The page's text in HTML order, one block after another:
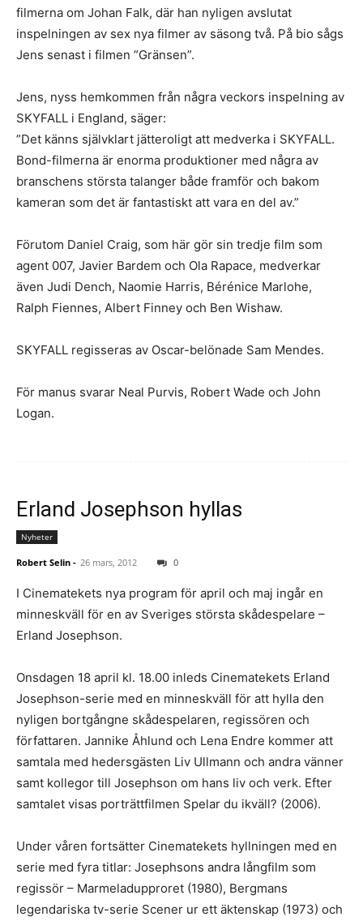
filmerna om Johan Falk, där han nyligen avslutat
inspelningen av sex nya filmer av säsong två. På bio sågs
Jens senast i filmen ”Gränsen”.
Jens, nyss hemkommen från några veckors inspelning av
SKYFALL i England, säger:
”Det känns självklart jätteroligt att medverka i SKYFALL.
Bond-filmerna är enorma produktioner med några av
branschens största talanger både framför och bakom
kameran som det är fantastiskt att vara en del av.”
Förutom Daniel Craig, som här gör sin tredje film som
agent 007, Javier Bardem och Ola Rapace, medverkar
även Judi Dench, Naomie Harris, Bérénice Marlohe,
Ralph Fiennes, Albert Finney och Ben Wishaw.
SKYFALL regisseras av Oscar-belönade Sam Mendes.
För manus svarar Neal Purvis, Robert Wade och John
Logan.
Erland Josephson hyllas
Nyheter
Robert Selin - 26 mars, 2012 0
I Cinematekets nya program för april och maj ingår en
minneskväll för en av Sveriges största skådespelare –
Erland Josephson.
Onsdagen 18 april kl. 18.00 inleds Cinematekets Erland
Josephson-serie med en minneskväll för att hylla den
nyligen bortgångne skådespelaren, regissören och
författaren. Jannike Åhlund och Lena Endre kommer att
samtala med hedersgästen Liv Ullmann och andra vänner
samt kollegor till Josephson om hans liv och verk. Efter
samtalet visas porträttfilmen Spelar du ikväll? (2006).
Under våren fortsätter Cinematekets hyllningen med en
serie med fyra titlar: Josephsons andra långfilm som
regissör – Marmeladupproret (1980), Bergmans
legendariska tv-serie Scener ur ett äktenskap (1973) och